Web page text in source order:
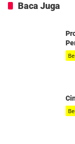
Baca Juga